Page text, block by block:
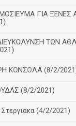
ΓΙΑ ΞΕΝΕΣ
ΤΩΝ
ΚΟΝΣΟΛΑ (8/2/
(8/2/2021)
(4/2/2021)